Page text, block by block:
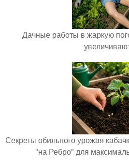
Дачные работы в жаркую
Секреты обильного урожая
"на Ребро" для